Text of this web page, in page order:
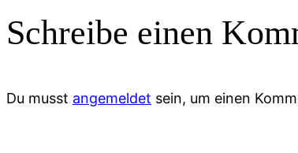
Schreibe einen
Du musst angemeldet sein, um einen